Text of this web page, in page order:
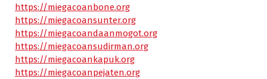
https://miegacoanbone.org
https://miegacoansunter.org
https://miegacoandaanmogot.org
https://miegacoansudirman.org
https://miegacoankapuk.org
https://miegacoanpejaten.org